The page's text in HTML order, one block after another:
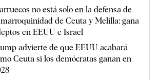
no está solo en la defensa de
de Ceuta y Melilla: gana
en EEUU e Israel
advierte de que EEUU acabará
Ceuta si los demócratas ganan en